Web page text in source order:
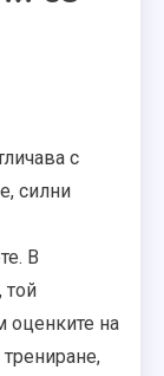
с
силни
В
той
оценките на